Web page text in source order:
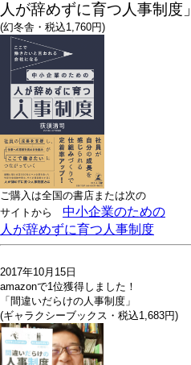
人が辞めずに育つ人事制度」
(幻冬舎・税込1,760円)
ご購入は全国の書店または次の
サイトから 中小企業のための
人が辞めずに育つ人事制度
2017年10月15日
amazonで1位獲得しました！
「間違いだらけの人事制度」
(ギャラクシーブックス・税込1,683円)